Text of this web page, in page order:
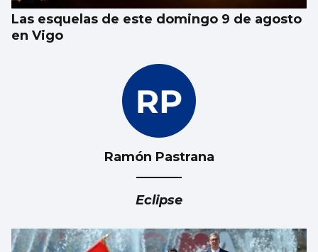
Las esquelas de este domingo 9 de agosto
en Vigo
Ramón Pastrana
Eclipse